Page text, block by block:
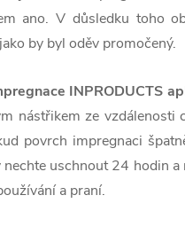
ano. V důsledku toho
by byl oděv promočený.
INPRODUCTS
nástřikem ze vzdálenosti
povrch impregnaci
uschnout 24 hodin a
a praní.